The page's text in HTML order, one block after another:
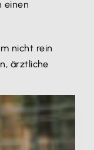
einen
nicht rein
ärztliche